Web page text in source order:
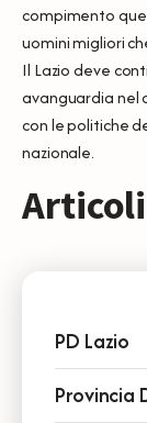
compimento
uomini migliori
Il Lazio deve
avanguardia nel
con le politiche
nazionale.
PD Lazio
Provincia